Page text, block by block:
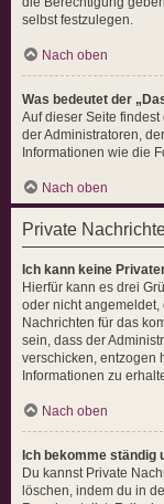
selbst festzulegen.
Nach oben
Was bedeutet der
Auf dieser Seite
der Administratoren,
Informationen wie die
Nach oben
Private
Ich kann keine
Hierfür kann es drei
oder nicht
Nachrichten für das
sein, dass der
verschicken, entzogen
Informationen zu
Nach oben
Ich bekomme ständig
Du kannst Private
löschen, indem du in